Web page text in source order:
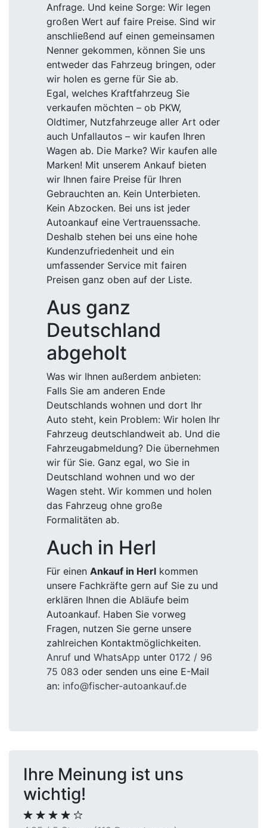
Anfrage. Und keine Sorge: Wir legen
großen Wert auf faire Preise. Sind wir
anschließend auf einen gemeinsamen
Nenner gekommen, können Sie uns
entweder das Fahrzeug bringen, oder
wir holen es gerne für Sie ab.
Egal, welches Kraftfahrzeug Sie
verkaufen möchten – ob PKW,
Oldtimer, Nutzfahrzeuge aller Art oder
auch Unfallautos – wir kaufen Ihren
Wagen ab. Die Marke? Wir kaufen alle
Marken! Mit unserem Ankauf bieten
wir Ihnen faire Preise für Ihren
Gebrauchten an. Kein Unterbieten.
Kein Abzocken. Bei uns ist jeder
Autoankauf eine Vertrauenssache.
Deshalb stehen bei uns eine hohe
Kundenzufriedenheit und ein
umfassender Service mit fairen
Preisen ganz oben auf der Liste.
Aus ganz
Deutschland
abgeholt
Was wir Ihnen außerdem anbieten:
Falls Sie am anderen Ende
Deutschlands wohnen und dort Ihr
Auto steht, kein Problem: Wir holen Ihr
Fahrzeug deutschlandweit ab. Und die
Fahrzeugabmeldung? Die übernehmen
wir für Sie. Ganz egal, wo Sie in
Deutschland wohnen und wo der
Wagen steht. Wir kommen und holen
das Fahrzeug ohne große
Formalitäten ab.
Auch in Herl
Für einen Ankauf in Herl kommen
unsere Fachkräfte gern auf Sie zu und
erklären Ihnen die Abläufe beim
Autoankauf. Haben Sie vorweg
Fragen, nutzen Sie gerne unsere
zahlreichen Kontaktmöglichkeiten.
Anruf und WhatsApp unter 0172 / 96
75 083 oder senden uns eine E-Mail
an: info@fischer-autoankauf.de
Ihre Meinung ist uns
wichtig!